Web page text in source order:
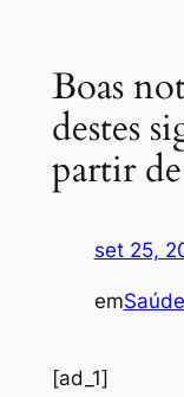
Boas
destes
partir
set 25,
em
[ad_1]